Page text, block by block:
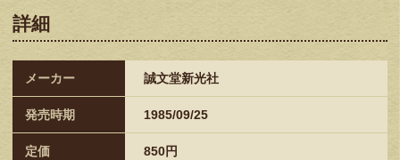
詳細
メーカー 誠文堂新光社
発売時期 1985/09/25
定価 850円